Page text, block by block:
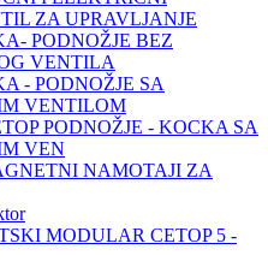
ZA UPRAVLJANJE
PODNOŽJE BEZ
VENTILA
- PODNOŽJE SA
VENTILOM
PODNOŽJE - KOCKA SA
VEN
NAMOTAJI ZA
MODULAR CETOP 5 -